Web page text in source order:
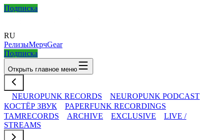
Подписка
RU
РелизыМерчGear
Подписка
Открыть главное меню
NEUROPUNK RECORDS
NEUROPUNK PODCAST
КОСТЁР ЗВУК
PAPERFUNK RECORDINGS
TAMRECORDS
ARCHIVE EXCLUSIVE
LIVE /
STREAMS